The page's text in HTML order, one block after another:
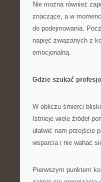
Nie można również
znaczące, a w
do podejmowania.
napięć związanych z
emocjonalną.
Gdzie szukać
W obliczu śmierci
Istnieje wiele źródeł
ułatwić nam przejście
wsparcia i nie wahać
Pierwszym punktem